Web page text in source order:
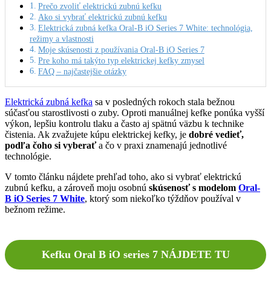
Prečo zvoliť elektrickú zubnú kefku
Ako si vybrať elektrickú zubnú kefku
Elektrická zubná kefka Oral-B iO Series 7 White: technológia,
režimy a vlastnosti
Moje skúsenosti z používania Oral-B iO Series 7
Pre koho má takýto typ elektrickej kefky zmysel
FAQ – najčastejšie otázky
Elektrická zubná kefka sa v posledných rokoch stala bežnou
súčasťou starostlivosti o zuby. Oproti manuálnej kefke ponúka vyšší
výkon, lepšiu kontrolu tlaku a často aj spätnú väzbu k technike
čistenia. Ak zvažujete kúpu elektrickej kefky, je dobré vedieť,
podľa čoho si vyberaťa čo v praxi znamenajú jednotlivé
technológie.
V tomto článku nájdete prehľad toho, ako si vybrať elektrickú
zubnú kefku, a zároveň moju osobnú skúsenosť s modelom Oral-
B iO Series 7 White, ktorý som niekoľko týždňov používal v
bežnom režime.
Kefku Oral B iO series 7 NÁJDETE TU